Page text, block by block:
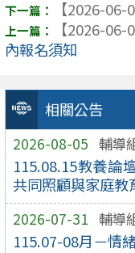
相關公告
2026-08-05 輔導
115.08.15教養論
共同照顧與家庭教
2026-07-31 輔導
115.07-08月－情
【2026-06-
【2026-06-
內報名須知